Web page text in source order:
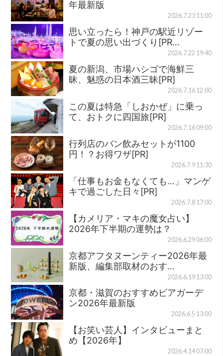
年最新版
2026.7.23 11:00
思い立ったら！神戸の駅近リゾー
トで夏の思い出づくり[PR…
2026.7.22 19:40
夏の新潟、市場ハシゴで海鮮三
昧、魅惑の日本酒三昧[PR]
2026.7.16 12:00
この夏は特急「しおかぜ」に乗っ
て、おトクに四国旅[PR]
2026.7.16 09:00
行列店のパン飲みセットが1100
円！？お得ワザ[PR]
2026.7.9 11:30
「仕事もお金もなくても…」マンゲ
キで過ごした日々[PR]
2026.7.8 17:00
【カメリア・マキの魔女占い】
2026年下半期の運勢は？
2026.6.29 06:00
京都アフタヌーンティー2026年最
新版、編集部取材のおす…
2026.6.19 13:00
京都・滋賀のおすすめビアガーデ
ン2026年最新版
2026.6.5 13:00
【お笑い芸人】インタビューまと
め【2026年】
2026.4.14 07:00